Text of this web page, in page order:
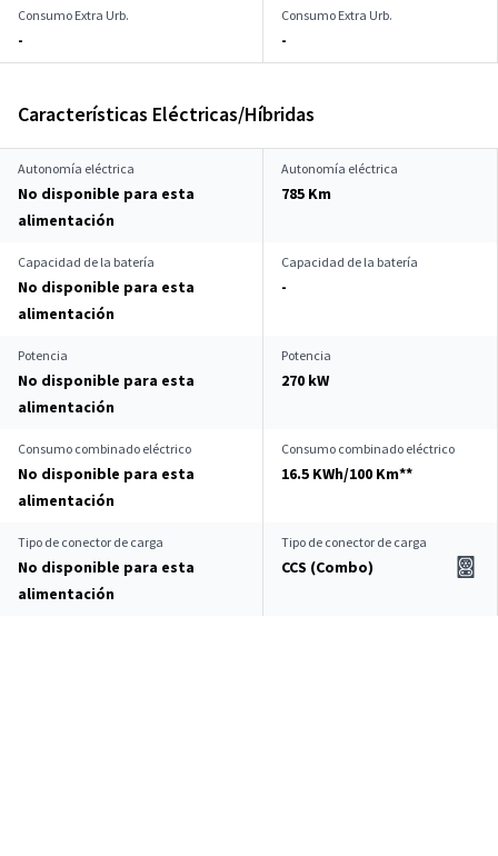
Consumo Extra Urb.
-
Consumo Extra Urb.
-
Características Eléctricas/Híbridas
Autonomía eléctrica
No disponible para esta
alimentación
Autonomía eléctrica
785 Km
Capacidad de la batería
No disponible para esta
alimentación
Capacidad de la batería
-
Potencia
No disponible para esta
alimentación
Potencia
270 kW
Consumo combinado eléctrico
No disponible para esta
alimentación
Consumo combinado eléctrico
16.5 KWh/100 Km**
Tipo de conector de carga
No disponible para esta
alimentación
Tipo de conector de carga
CCS (Combo)